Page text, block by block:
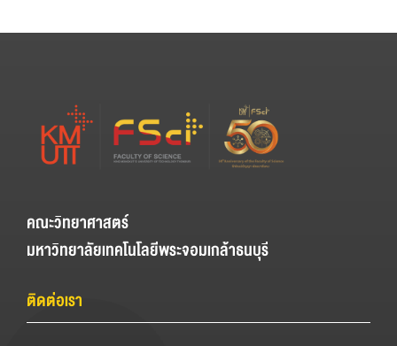
คณะวิทยาศาสตร์
มหาวิทยาลัยเทคโนโลยีพระจอมเกล้าธนบุรี
ติดต่อเรา